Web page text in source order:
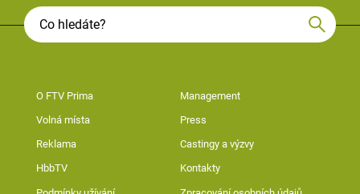
O FTV Prima Management
Volná místa Press
Reklama Castingy a výzvy
HbbTV Kontakty